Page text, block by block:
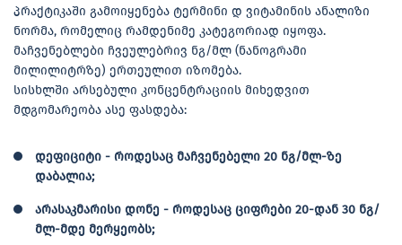
პრაქტიკაში გამოიყენება ტერმინი დ ვიტამინის ანალიზი
ნორმა, რომელიც რამდენიმე კატეგორიად იყოფა.
მაჩვენებლები ჩვეულებრივ ნგ/მლ (ნანოგრამი
მილილიტრზე) ერთეულით იზომება.
სისხლში არსებული კონცენტრაციის მიხედვით
მდგომარეობა ასე ფასდება:
დეფიციტი - როდესაც მაჩვენებელი 20 ნგ/მლ-ზე
დაბალია;
არასაკმარისი დონე - როდესაც ციფრები 20-დან 30 ნგ/
მლ-მდე მერყეობს;